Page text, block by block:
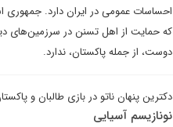
احساسات عمومی در ایران دارد. جمهوری
که حمایت از اهل تسنن در سرزمین‌های
دوست، از جمله پاکستان، ندارد.
دکترین پنهان ناتو در بازی طالبان و
نو‌نازیسم آسیایی